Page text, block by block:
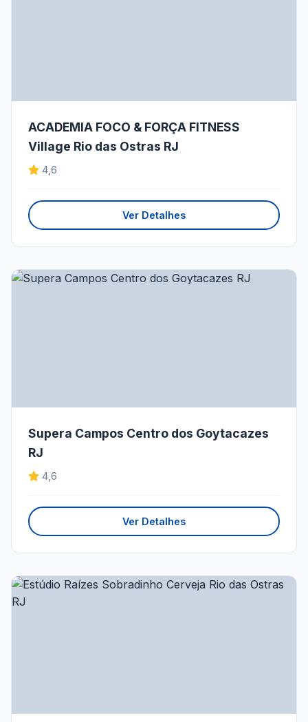
ACADEMIA FOCO & FORÇA FITNESS
Village Rio das Ostras RJ
4,6
Ver Detalhes
Supera Campos Centro dos Goytacazes
RJ
4,6
Ver Detalhes